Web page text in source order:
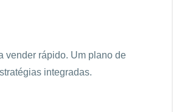
vender rápido. Um plano de
integradas.